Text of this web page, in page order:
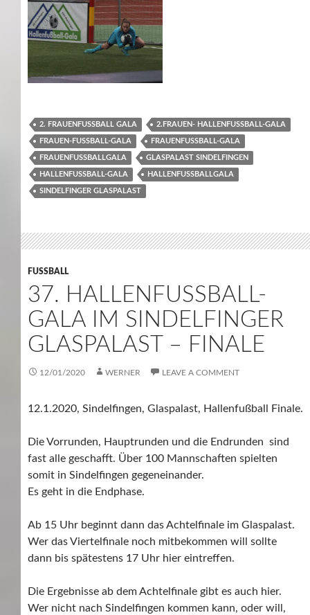
2. FRAUENFUSSBALL GALA 2.FRAUEN- HALLENFUSSBALL-GALA
FRAUEN-FUSSBALL-GALA FRAUENFUSSBALL-GALA
FRAUENFUSSBALLGALA GLASPALAST SINDELFINGEN
HALLENFUSSBALL-GALA HALLENFUSSBALLGALA
SINDELFINGER GLASPALAST
FUSSBALL
37. HALLENFUSSBALL-G
ALA IM SINDELFINGER G
LASPALAST – FINALE
12/01/2020 WERNER LEAVE A COMMENT
12.1.2020, Sindelfingen, Glaspalast, Hallenfußball Finale.
Die Vorrunden, Hauptrunden und die Endrunden sind
fast alle geschafft. Über 100 Mannschaften spielten
somit in Sindelfingen gegeneinander.
Es geht in die Endphase.
Ab 15 Uhr beginnt dann das Achtelfinale im Glaspalast.
Wer das Viertelfinale noch mitbekommen will sollte
dann bis spätestens 17 Uhr hier eintreffen.
Die Ergebnisse ab dem Achtelfinale gibt es auch hier.
Wer nicht nach Sindelfingen kommen kann, oder will,